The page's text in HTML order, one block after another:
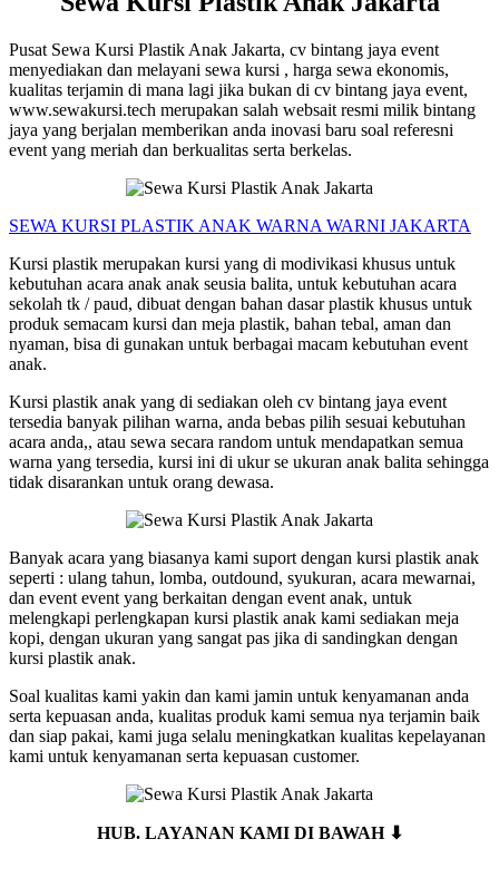
Pusat Sewa Kursi Plastik Anak Jakarta, cv bintang jaya event
menyediakan dan melayani sewa kursi , harga sewa ekonomis,
kualitas terjamin di mana lagi jika bukan di cv bintang jaya event,
www.sewakursi.tech merupakan salah websait resmi milik bintang
jaya yang berjalan memberikan anda inovasi baru soal referesni
event yang meriah dan berkualitas serta berkelas.
SEWA KURSI PLASTIK ANAK WARNA WARNI JAKARTA
Kursi plastik merupakan kursi yang di modivikasi khusus untuk
kebutuhan acara anak anak seusia balita, untuk kebutuhan acara
sekolah tk / paud, dibuat dengan bahan dasar plastik khusus untuk
produk semacam kursi dan meja plastik, bahan tebal, aman dan
nyaman, bisa di gunakan untuk berbagai macam kebutuhan event
anak.
Kursi plastik anak yang di sediakan oleh cv bintang jaya event
tersedia banyak pilihan warna, anda bebas pilih sesuai kebutuhan
acara anda,, atau sewa secara random untuk mendapatkan semua
warna yang tersedia, kursi ini di ukur se ukuran anak balita sehingga
tidak disarankan untuk orang dewasa.
Banyak acara yang biasanya kami suport dengan kursi plastik anak
seperti : ulang tahun, lomba, outdound, syukuran, acara mewarnai,
dan event event yang berkaitan dengan event anak, untuk
melengkapi perlengkapan kursi plastik anak kami sediakan meja
kopi, dengan ukuran yang sangat pas jika di sandingkan dengan
kursi plastik anak.
Soal kualitas kami yakin dan kami jamin untuk kenyamanan anda
serta kepuasan anda, kualitas produk kami semua nya terjamin baik
dan siap pakai, kami juga selalu meningkatkan kualitas kepelayanan
kami untuk kenyamanan serta kepuasan customer.
HUB. LAYANAN KAMI DI BAWAH ⬇